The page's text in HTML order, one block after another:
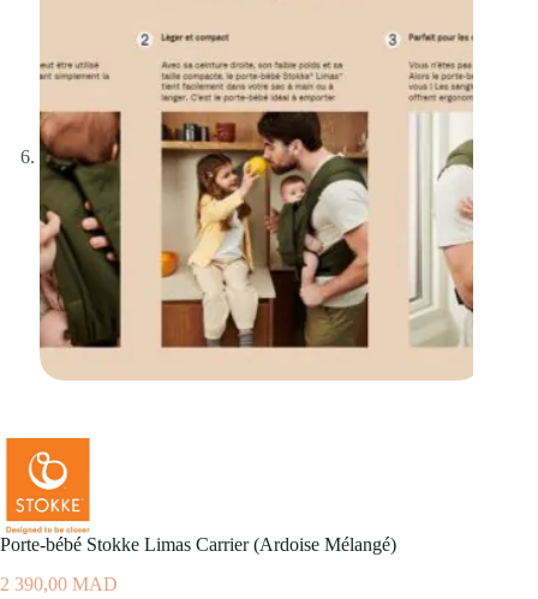
Porte-bébé Stokke Limas Carrier (Ardoise Mélangé)
2 390,00 MAD